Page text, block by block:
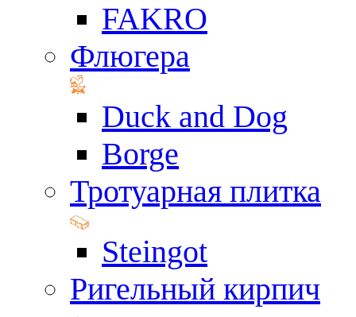
FAKRO
Флюгера
Duck and Dog
Borge
Тротуарная плитка
Steingot
Ригельный кирпич